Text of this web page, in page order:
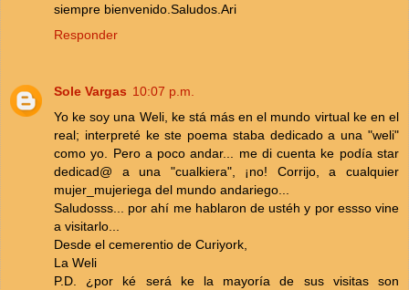
siempre bienvenido.Saludos.Ari
Responder
Sole Vargas 10:07 p.m.
Yo ke soy una Weli, ke stá más en el mundo virtual ke en el
real; interpreté ke ste poema staba dedicado a una "weli"
como yo. Pero a poco andar... me di cuenta ke podía star
dedicad@ a una "cualkiera", ¡no! Corrijo, a cualquier
mujer_mujeriega del mundo andariego...
Saludosss... por ahí me hablaron de ustéh y por essso vine
a visitarlo...
Desde el cemerentio de Curiyork,
La Weli
P.D. ¿por ké será ke la mayoría de sus visitas son